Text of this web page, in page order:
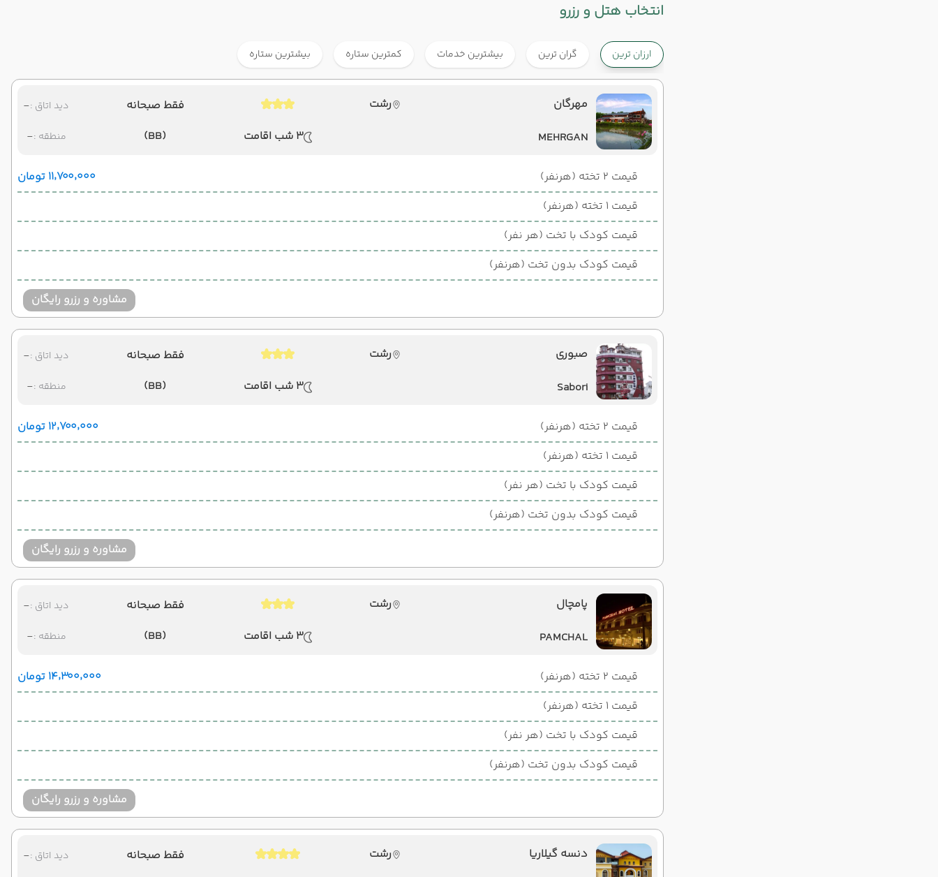
انتخاب هتل و رزرو
ارزان ترین گران ترین بیشترین خدمات کمترین ستاره بیشترین ستاره
مهرگان
رشت
MEHRGAN
3 شب اقامت
فقط صبحانه
(BB)
دید اتاق :-
منطقه :-
قیمت 2 تخته (هرنفر)
۱۱٬۷۰۰٬۰۰۰ تومان
قیمت 1 تخته (هرنفر)
قیمت کودک با تخت (هر نفر)
قیمت کودک بدون تخت (هرنفر)
مشاوره و رزرو رایگان
صبوری
رشت
Sabori
3 شب اقامت
فقط صبحانه
(BB)
دید اتاق :-
منطقه :-
قیمت 2 تخته (هرنفر)
۱۲٬۷۰۰٬۰۰۰ تومان
قیمت 1 تخته (هرنفر)
قیمت کودک با تخت (هر نفر)
قیمت کودک بدون تخت (هرنفر)
مشاوره و رزرو رایگان
پامچال
رشت
PAMCHAL
3 شب اقامت
فقط صبحانه
(BB)
دید اتاق :-
منطقه :-
قیمت 2 تخته (هرنفر)
۱۴٬۳۰۰٬۰۰۰ تومان
قیمت 1 تخته (هرنفر)
قیمت کودک با تخت (هر نفر)
قیمت کودک بدون تخت (هرنفر)
مشاوره و رزرو رایگان
دنسه گیلاریا
رشت
فقط صبحانه
دید اتاق :-